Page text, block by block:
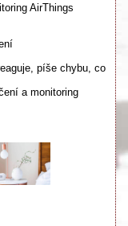
AirThings
píše chybu, co
a monitoring